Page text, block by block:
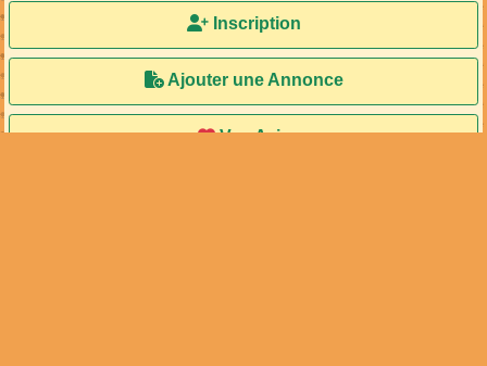
Inscription
Ajouter une Annonce
Vos Avis